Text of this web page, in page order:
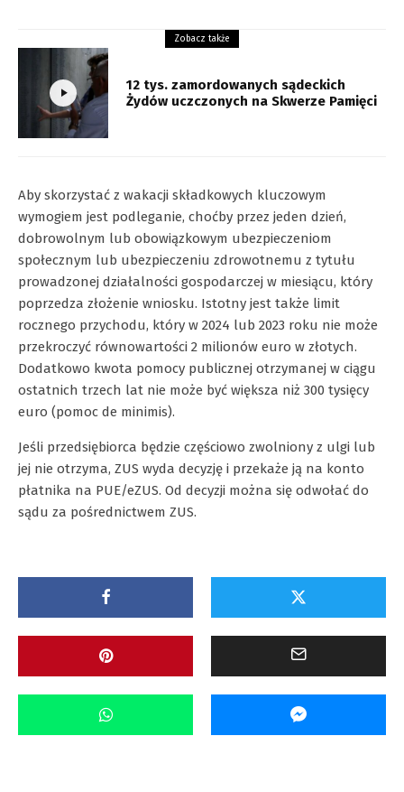
Zobacz także
12 tys. zamordowanych sądeckich
Żydów uczczonych na Skwerze Pamięci
Aby skorzystać z wakacji składkowych kluczowym
wymogiem jest podleganie, choćby przez jeden dzień,
dobrowolnym lub obowiązkowym ubezpieczeniom
społecznym lub ubezpieczeniu zdrowotnemu z tytułu
prowadzonej działalności gospodarczej w miesiącu, który
poprzedza złożenie wniosku. Istotny jest także limit
rocznego przychodu, który w 2024 lub 2023 roku nie może
przekroczyć równowartości 2 milionów euro w złotych.
Dodatkowo kwota pomocy publicznej otrzymanej w ciągu
ostatnich trzech lat nie może być większa niż 300 tysięcy
euro (pomoc de minimis).
Jeśli przedsiębiorca będzie częściowo zwolniony z ulgi lub
jej nie otrzyma, ZUS wyda decyzję i przekaże ją na konto
płatnika na PUE/eZUS. Od decyzji można się odwołać do
sądu za pośrednictwem ZUS.